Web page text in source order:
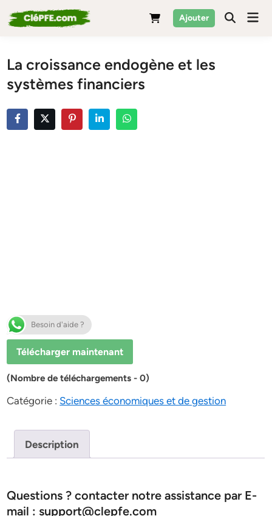
to
Ajouter
La croissance endogène et les
systèmes financiers
Besoin d'aide ?
Télécharger maintenant
(Nombre de téléchargements - 0)
Catégorie : Sciences économiques et de gestion
Description
Questions ? contacter notre assistance par E-
mail : support@clepfe.com